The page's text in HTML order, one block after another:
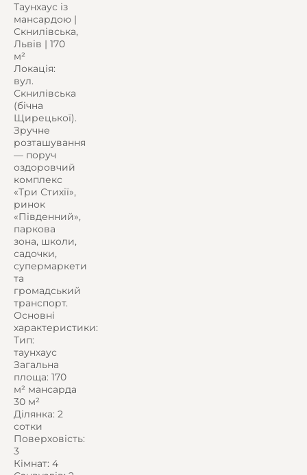
Таунхаус із
мансардою |
Скнилівська,
Львів | 170
м²
Локація:
вул.
Скнилівська
(бічна
Щирецької).
Зручне
розташування
— поруч
оздоровчий
комплекс
«Три Стихії»,
ринок
«Південний»,
паркова
зона, школи,
садочки,
супермаркети
та
громадський
транспорт.
Основні
характеристики:
Тип:
таунхаус
Загальна
площа: 170
м² мансарда
30 м²
Ділянка: 2
сотки
Поверховість:
3
Кімнат: 4